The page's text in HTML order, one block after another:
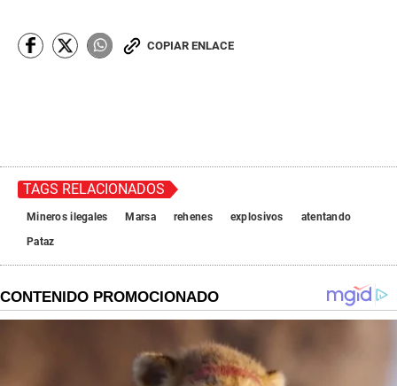
COPIAR ENLACE
TAGS RELACIONADOS
Mineros ilegales Marsa rehenes explosivos
atentando
Pataz